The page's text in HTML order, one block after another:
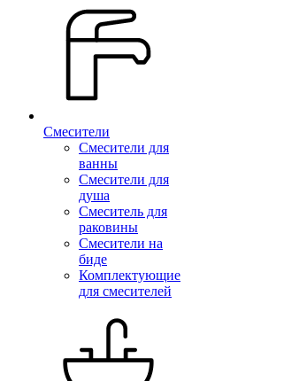
Смесители
Смесители для
ванны
Смесители для
душа
Смеситель для
раковины
Смесители на
биде
Комплектующие
для смесителей